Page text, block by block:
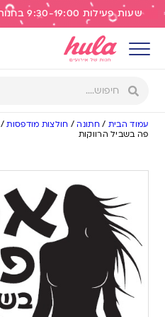
שעות פעילות 9:30-19:00 בחנות | משלוח חינם מעל 299 ש"ח
עמוד הבית /חתונה/ חולצות מודפסות/
פה בשביל הרווקות